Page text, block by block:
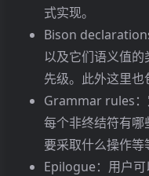
式实现。
Bison
以及它们语义值
先级。此外这里也
Grammar rules：
每个非终结符有
要采取什么操作等
Epilogue：用户